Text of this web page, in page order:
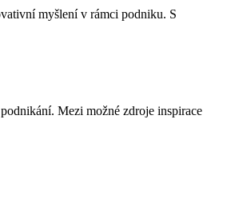
myšlení v rámci podniku. S
Mezi možné zdroje inspirace